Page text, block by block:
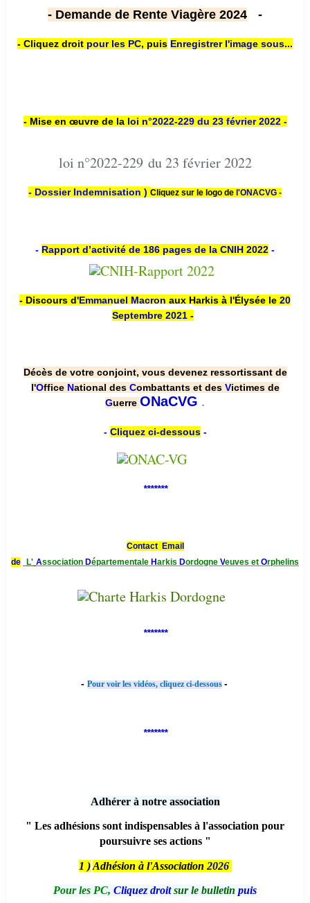
- Demande de Rente Viagère 2024 -
- Cliquez droit pour les PC, puis Enregistrer l'image sous...
- Mise en œuvre de la loi n°2022-229 du 23 février 2022 -
loi n°2022-229 du 23 février 2022
- Dossier Indemnisation ) Cliquez sur le logo de l'ONACVG -
- Rapport d’activité de 186 pages de la CNIH 2022 -
- Discours d'Emmanuel Macron aux Harkis à l'Élysée le 20
Septembre 2021 -
Décès de votre conjoint, vous devenez ressortissant de
l'Office National des Combattants et des Victimes de
Guerre ONaCVG .
- Cliquez ci-dessous-
*******
Contact Email
de
L' Association Départementale Harkis Dordogne Veuves et Orphelins
*******
- Pour voir les vidéos, cliquez ci-dessous -
*******
Adhérer à notre association
" Les adhésions sont indispensables à l'association pour
poursuivre ses actions "
1 ) Adhésion à l'Association 2026
Pour les PC, Cliquez droitsur le bulletin puis